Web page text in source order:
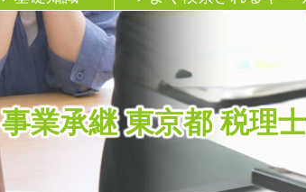
事業承継 東京都 税理